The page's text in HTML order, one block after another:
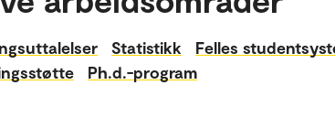
Statistikk
Felles
Ph.d.-program